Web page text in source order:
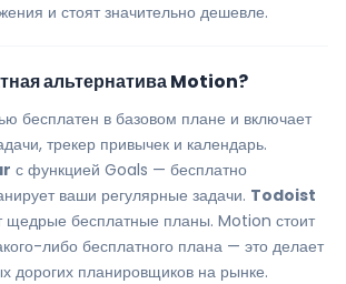
и стоят значительно дешевле.
альтернатива Motion?
бесплатен в базовом плане и включает
трекер привычек и календарь.
с функцией Goals — бесплатно
ваши регулярные задачи. Todoist
щедрые бесплатные планы. Motion стоит
либо бесплатного плана — это делает
дорогих планировщиков на рынке.